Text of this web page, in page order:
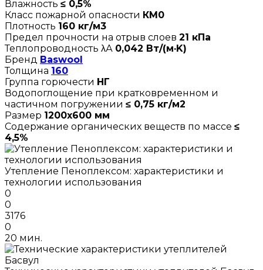
Влажность ≤ 0,5%
Класс пожарной опасности КМ0
Плотность 160 кг/м3
Предел прочности на отрыв слоев 21 кПа
Теплопроводность λА 0,042 Вт/(м·K)
Бренд Baswool
Толщина 160
Группа горючести НГ
Водопоглощение при кратковременном и
частичном погружении ≤ 0,75 кг/м2
Размер 1200х600 мм
Содержание органических веществ по массе ≤
4,5%
Утепление Пеноплексом: характеристики и
технологии использования
0
0
3176
0
20 мин.